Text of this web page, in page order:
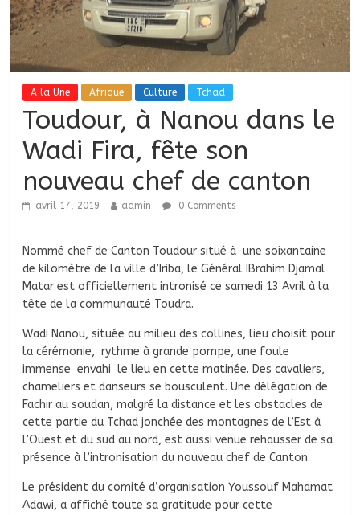
A la Une Afrique Culture Tchad
Toudour, à Nanou dans le
Wadi Fira, fête son
nouveau chef de canton
avril 17, 2019 admin 0 Comments
Nommé chef de Canton Toudour situé à une soixantaine
de kilomètre de la ville d’Iriba, le Général IBrahim Djamal
Matar est officiellement intronisé ce samedi 13 Avril à la
tête de la communauté Toudra.
Wadi Nanou, située au milieu des collines, lieu choisit pour
la cérémonie, rythme à grande pompe, une foule
immense envahi le lieu en cette matinée. Des cavaliers,
chameliers et danseurs se bousculent. Une délégation de
Fachir au soudan, malgré la distance et les obstacles de
cette partie du Tchad jonchée des montagnes de l’Est à
l’Ouest et du sud au nord, est aussi venue rehausser de sa
présence à l’intronisation du nouveau chef de Canton.
Le président du comité d’organisation Youssouf Mahamat
Adawi, a affiché toute sa gratitude pour cette